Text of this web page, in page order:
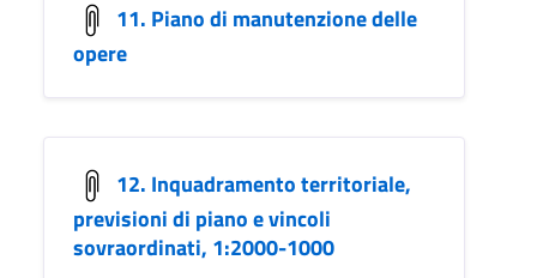
11. Piano di manutenzione delle
opere
12. Inquadramento territoriale,
previsioni di piano e vincoli
sovraordinati, 1:2000-1000